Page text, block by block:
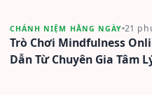
CHÁNH NIỆM HẰNG NGÀY 21
Trò Chơi Mindfulness
Dẫn Từ Chuyên Gia Tâm